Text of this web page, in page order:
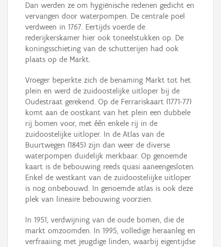
Dan werden ze om hygiënische redenen gedicht en
vervangen door waterpompen. De centrale poel
verdween in 1767. Eertijds voerde de
rederijkerskamer hier ook toneelstukken op. De
koningsschieting van de schutterijen had ook
plaats op de Markt.
Vroeger beperkte zich de benaming Markt tot het
plein en werd de zuidoostelijke uitloper bij de
Oudestraat gerekend. Op de Ferrariskaart (1771-77)
komt aan de oostkant van het plein een dubbele
rij bomen voor, met één enkele rij in de
zuidoostelijke uitloper. In de Atlas van de
Buurtwegen (1845) zijn dan weer de diverse
waterpompen duidelijk merkbaar. Op genoemde
kaart is de bebouwing reeds quasi aaneengesloten.
Enkel de westkant van de zuidoosteliijke uitloper
is nog onbebouwd. In genoemde atlas is ook deze
plek van lineaire bebouwing voorzien.
In 1951, verdwijning van de oude bomen, die de
markt omzoomden. In 1995, volledige heraanleg en
verfraaiing met jeugdige linden, waarbij eigentijdse